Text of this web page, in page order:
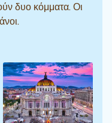
δυο κόμματα. Οι